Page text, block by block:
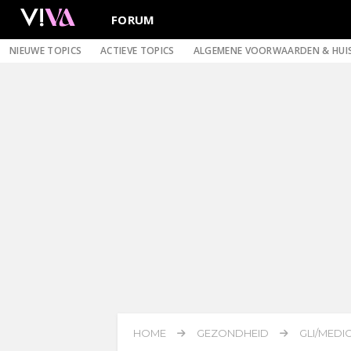
FORUM
NIEUWE TOPICS ACTIEVE TOPICS ALGEMENE VOORWAARDEN &
HOME GEZONDHEID GLI/